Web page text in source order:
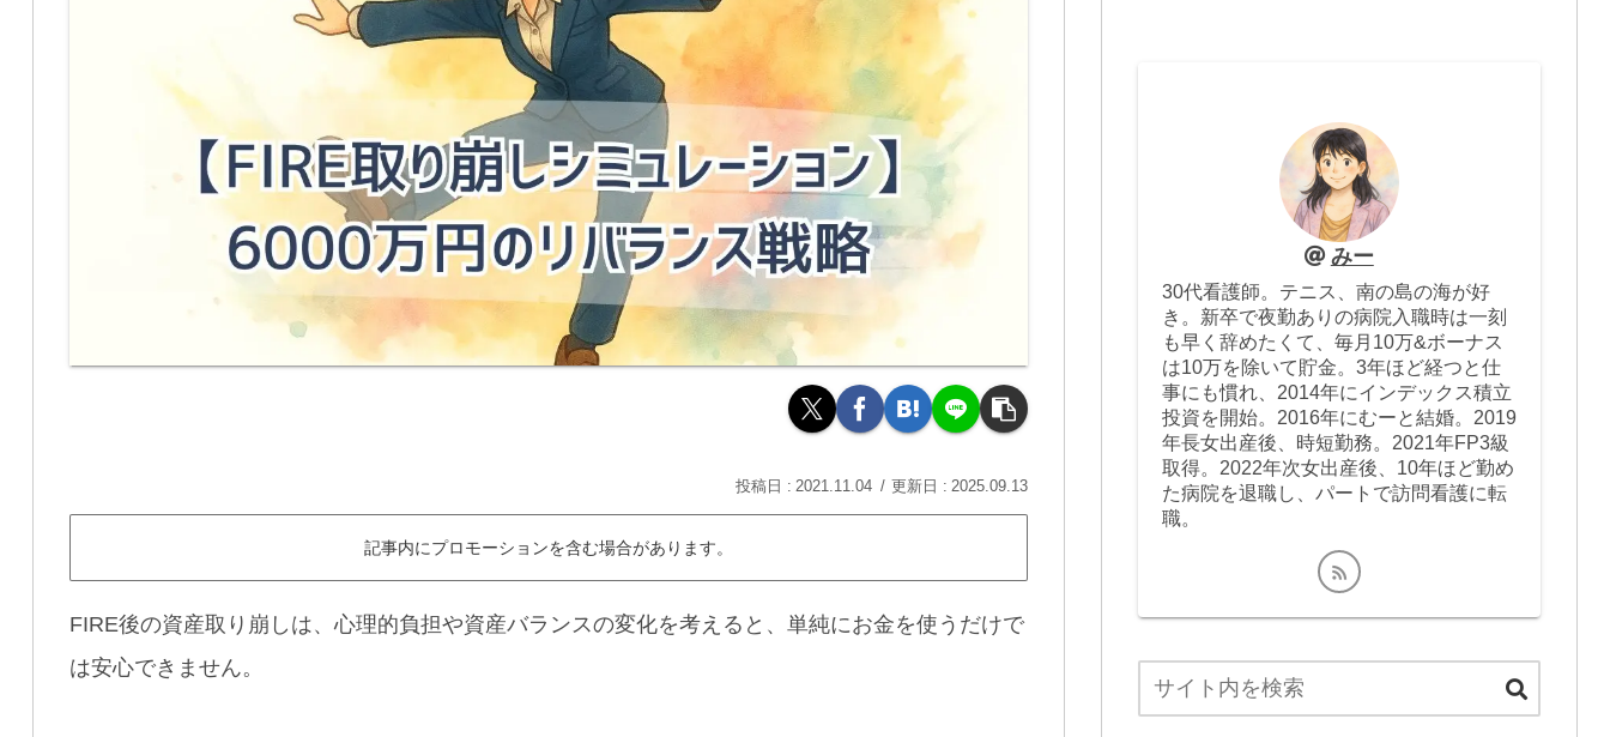
2021.11.04 2025.09.13
記事内にプロモーションを含む場合があります。
FIRE後の資産取り崩しは、心理的負担や資産バランスの変化を考えると、単純にお金を使うだけで
は安心できません。
みー
30代看護師。テニス、南の島の海が好
き。新卒で夜勤ありの病院入職時は一刻
も早く辞めたくて、毎月10万&ボーナス
は10万を除いて貯金。3年ほど経つと仕
事にも慣れ、2014年にインデックス積立
投資を開始。2016年にむーと結婚。2019
年長女出産後、時短勤務。2021年FP3級
取得。2022年次女出産後、10年ほど勤め
た病院を退職し、パートで訪問看護に転
職。